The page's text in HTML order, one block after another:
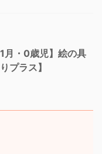
月・0歳児】絵の具
プラス】